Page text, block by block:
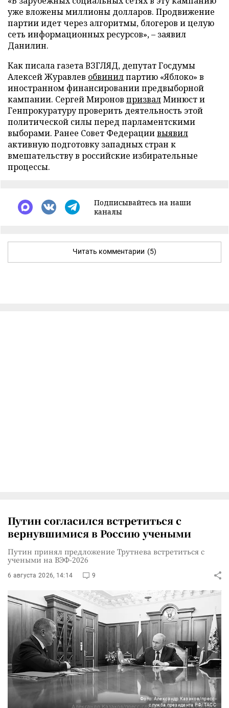
уже вложены миллионы долларов. Продвижение
партии идет через алгоритмы, блогеров и целую
сеть информационных ресурсов», – заявил
Данилин.
Как писала газета ВЗГЛЯД, депутат Госдумы
Алексей Журавлев обвинилпартию «Яблоко» в
иностранном финансировании предвыборной
кампании. Сергей Миронов призвалМинюст и
Генпрокуратуру проверить деятельность этой
политической силы перед парламентскими
выборами. Ранее Совет Федерациивыявил
активную подготовку западных стран к
вмешательству в российские избирательные
процессы.
Подписывайтесь на наши
каналы
Читать комментарии (5)
Путин согласился встретиться с
вернувшимися в Россию учеными
Путин принял предложение Трутнева встретиться с
учеными на ВЭФ-2026
6 августа 2026, 14:14 9
Фото: Александр Казаков/пресс-
служба президента РФ/ТАСС